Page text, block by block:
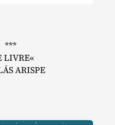
***
LIVRE«
ARISPE